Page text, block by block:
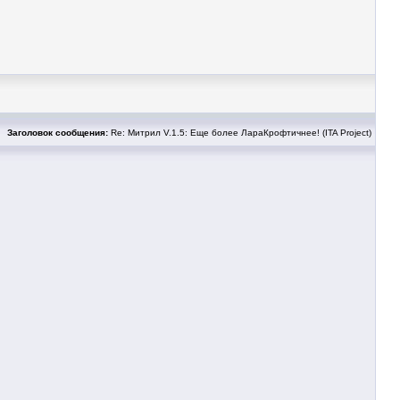
Заголовок сообщения: Re: Митрил V.1.5: Еще более ЛараКрофтичнее! (ITA Project)